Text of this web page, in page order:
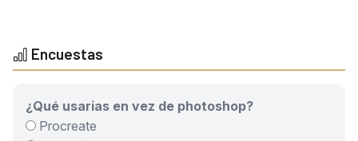
Encuestas
¿Qué usarias en vez de photoshop?
Procreate